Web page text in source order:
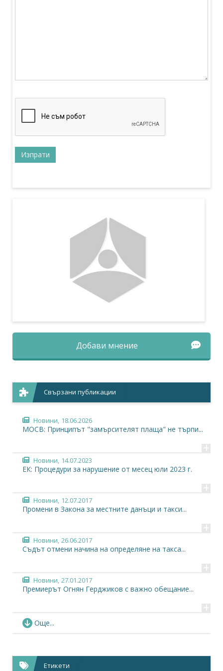
Добави мнение
Свързани публикации
Новини, 18.06.2026
МОСВ: Принципът "замърсителят плаща" не търпи...
+
Новини, 14.07.2023
ЕК: Процедури за нарушение от месец юли 2023 г.
+
Новини, 12.07.2017
Промени в Закона за местните данъци и такси...
+
Новини, 26.06.2017
Съдът отмени начина на определяне на такса...
+
Новини, 27.01.2017
Премиерът Огнян Герджиков с важно обещание...
+
Новини,
БСК с предложения по проекта за нов ред за...
Новини,
Димитър Бранков: Новите варианти за...
Още...
Етикети